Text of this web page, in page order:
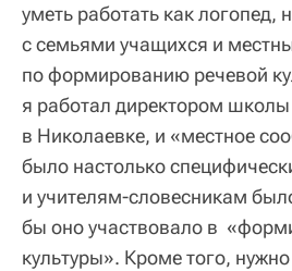
уметь работать как логопед,
с семьями учащихся и
по формированию речевой
я работал директором
в Николаевке, и «местное
было настолько
и учителям-словесникам
бы оно участвовало в
культуры». Кроме того,